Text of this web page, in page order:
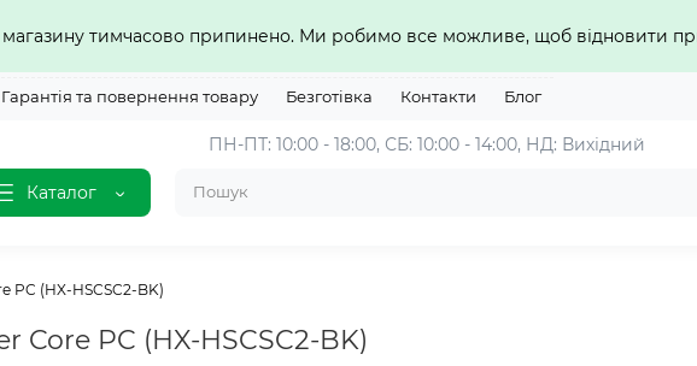
магазину тимчасово припинено. Ми робимо все можливе, щоб відновити
Гарантія та повернення товару Безготівка Контакти Блог
Каталог
ПН-ПТ: 10:00 - 18:00, СБ: 10:00 - 14:00, НД: Вихідний
PC (HX-HSCSC2-BK)
Core PC (HX-HSCSC2-BK)